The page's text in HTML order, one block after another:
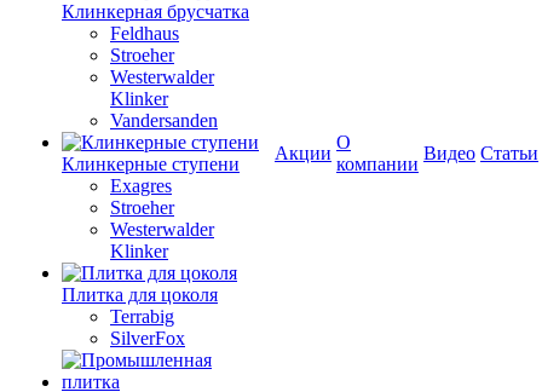
Клинкерная брусчатка
Feldhaus
Stroeher
Westerwalder
Klinker
Vandersanden
Клинкерные ступени
Exagres
Stroeher
Westerwalder
Klinker
Плитка для цоколя
Terrabig
SilverFox
Акции
О
компании
Видео Статьи